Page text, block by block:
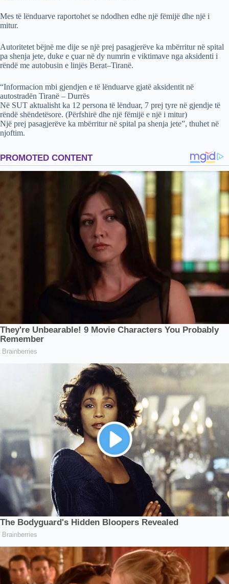
Mes të lënduarve raportohet se ndodhen edhe një fëmijë dhe një i
mitur.
Autoritetet bëjnë me dije se një prej pasagjerëve ka mbërritur në spital
pa shenja jete, duke e çuar në dy numrin e viktimave nga aksidenti i
rëndë me autobusin e linjës Berat–Tiranë.
“Informacion mbi gjendjen e të lënduarve gjatë aksidentit në
autostradën Tiranë – Durrës
Në SUT aktualisht ka 12 persona të lënduar, 7 prej tyre në gjendje të
rëndë shëndetësore. (Përfshirë dhe një fëmijë e një i mitur)
Një prej pasagjerëve ka mbërritur në spital pa shenja jete”, thuhet në
njoftim.